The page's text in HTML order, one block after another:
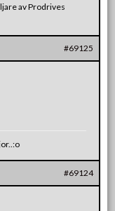
av Prodrives
#69125
#69124